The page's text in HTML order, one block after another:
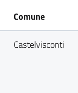
Comune
Castelvisconti